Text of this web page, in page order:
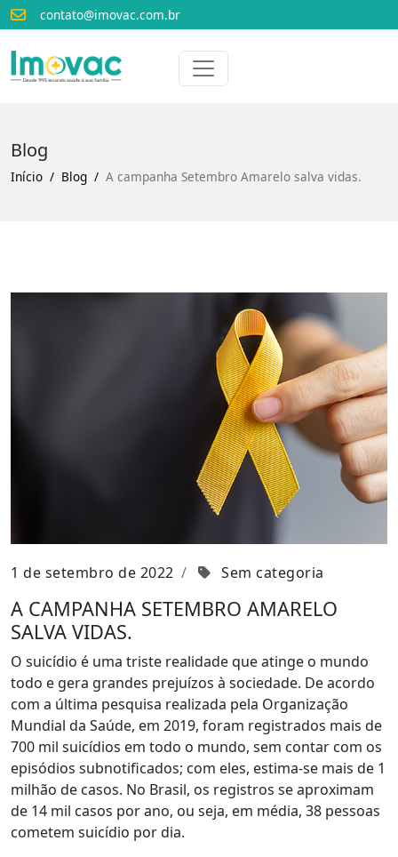
contato@imovac.com.br
Voltar para o início
Blog
Início Blog A campanha Setembro Amarelo salva vidas.
1 de setembro de 2022 Sem categoria
A CAMPANHA SETEMBRO AMARELO
SALVA VIDAS.
O suicídio é uma triste realidade que atinge o mundo
todo e gera grandes prejuízos à sociedade. De acordo
com a última pesquisa realizada pela Organização
Mundial da Saúde, em 2019, foram registrados mais de
700 mil suicídios em todo o mundo, sem contar com os
episódios subnotificados; com eles, estima-se mais de 1
milhão de casos. No Brasil, os registros se aproximam
de 14 mil casos por ano, ou seja, em média, 38 pessoas
cometem suicídio por dia.